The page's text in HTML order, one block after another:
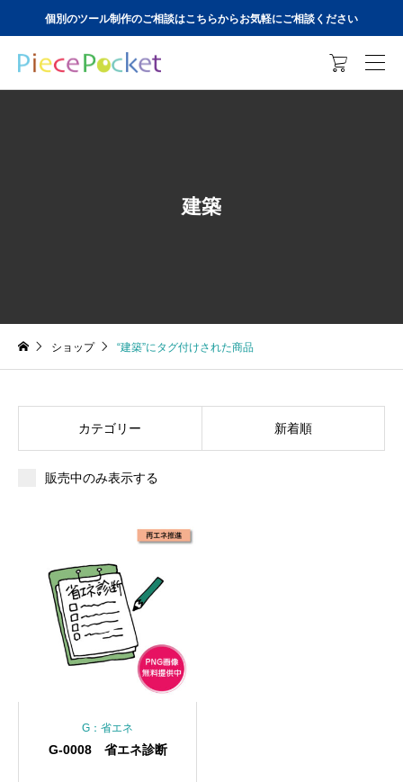
個別のツール制作のご相談はこちらからお気軽にご相談ください

建築
ショップ “建築”にタグ付けされた商品
カテゴリー 新着順
販売中のみ表示する
G：省エネ
G-0008 省エネ診断